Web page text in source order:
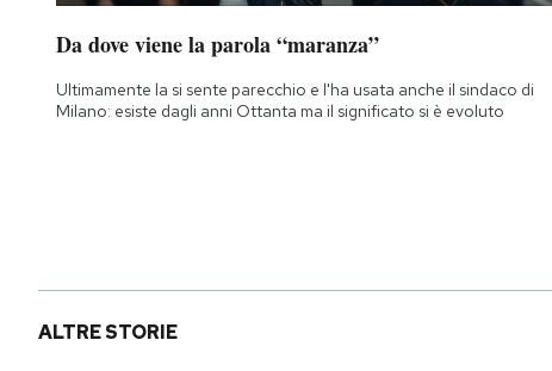
Da dove viene la parola “maranza”
Ultimamente la si sente parecchio e l'ha usata anche il sindaco di
Milano: esiste dagli anni Ottanta ma il significato si è evoluto
ALTRE STORIE